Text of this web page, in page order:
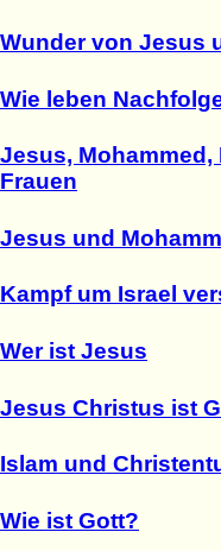
Wunder von Jesus
Wie leben
Jesus,
Frauen
Jesus und
Kampf um Israel
Wer ist Jesus
Jesus Christus ist
Islam und
Wie ist Gott?